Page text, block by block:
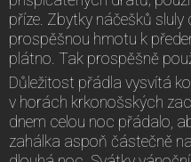
příze. Zbytky náčešků
prospěšnou hmotu k
plátno. Tak prospěšně
Důležitost přádla vysvítá
v horách krkonošských
dnem celou noc přádalo,
zahálka aspoň částečně